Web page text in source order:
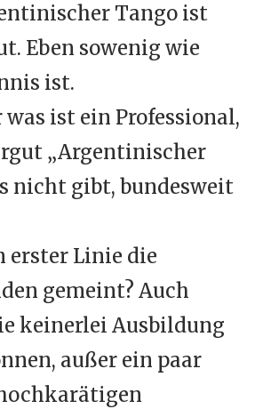
Tango ist
Eben sowenig wie
ist.
was ist ein Professional,
„Argentinischer
nicht gibt, bundesweit
erster Linie die
gemeint? Auch
keinerlei Ausbildung
außer ein paar